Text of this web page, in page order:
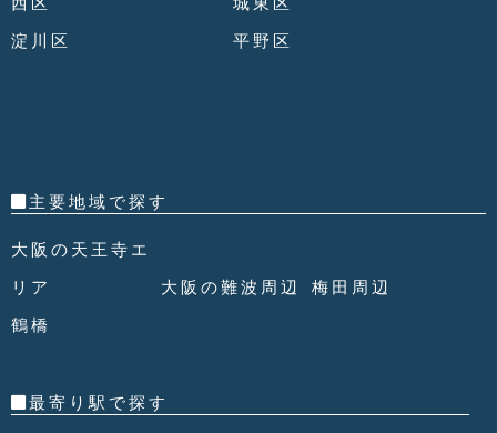
淀川区
平野区
主要地域で探す
大阪の天王寺エ
リア
大阪の難波周辺
梅田周辺
鶴橋
最寄り駅で探す